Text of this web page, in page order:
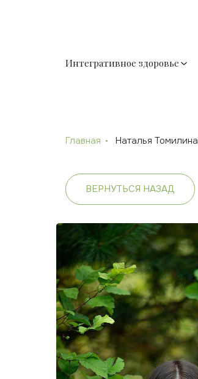
Интегративное здоровье
Главная Наталья Томилина
ВЕРНУТЬСЯ НАЗАД